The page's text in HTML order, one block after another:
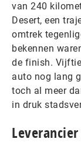
van 240
Desert, een
omtrek
bekennen
de finish.
auto nog lang
toch al meer
in druk